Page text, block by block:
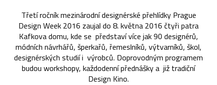
Třetí ročník mezinárodní designérské přehlídky Prague
Design Week 2016 zaujal do 8. května 2016 čtyři patra
Kafkova domu, kde se představí více jak 90 designérů,
módních návrhářů, šperkařů, řemeslníků, výtvarníků, škol,
designérských studií i výrobců. Doprovodným programem
budou workshopy, každodenní přednášky a již tradiční
Design Kino.